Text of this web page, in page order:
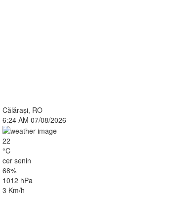
Călăraşi, RO
6:24 AM 07/08/2026
22
°C
cer senin
68%
1012 hPa
3 Km/h